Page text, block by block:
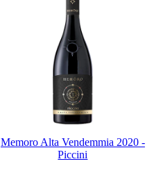
Memoro Alta Vendemmia 2020 -
Piccini